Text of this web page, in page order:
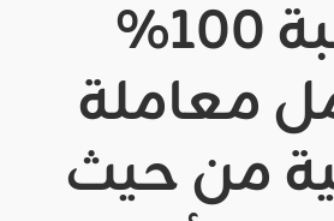
بنسبة 100%
معاملة
من حيث